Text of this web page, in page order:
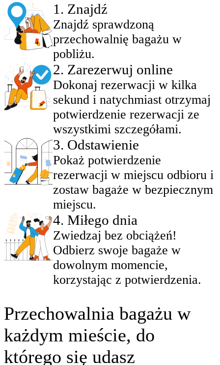
1 . Znajdź
Znajdź sprawdzoną
przechowalnię bagażu w
pobliżu.
2. Zarezerwuj online
Dokonaj rezerwacji w kilka
sekund i natychmiast otrzymaj
potwierdzenie rezerwacji ze
wszystkimi szczegółami.
3. Odstawienie
Pokaż potwierdzenie
rezerwacji w miejscu odbioru i
zostaw bagaże w bezpiecznym
miejscu.
4. Miłego dnia
Zwiedzaj bez obciążeń!
Odbierz swoje bagaże w
dowolnym momencie,
korzystając z potwierdzenia.
Przechowalnia bagażu w
każdym mieście, do
którego się udasz